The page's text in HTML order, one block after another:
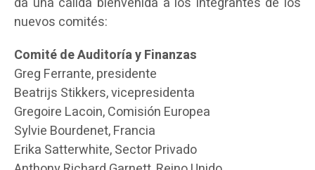
nuevos comités:
Comité de Auditoría y Finanzas
Greg Ferrante, presidente
Beatrijs Stikkers, vicepresidenta
Gregoire Lacoin, Comisión Europea
Sylvie Bourdenet, Francia
Erika Satterwhite, Sector Privado